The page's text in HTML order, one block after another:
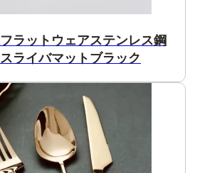
ラットウェアステンレス鋼
ライバマットブラック